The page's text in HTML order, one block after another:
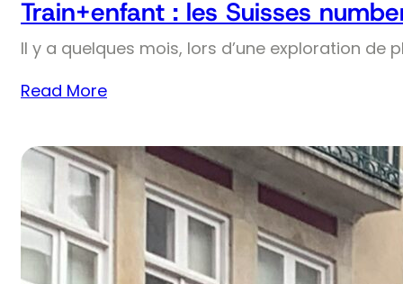
Train+enfant : les Suisses
Il y a quelques mois, lors d’une exploration de
Read More